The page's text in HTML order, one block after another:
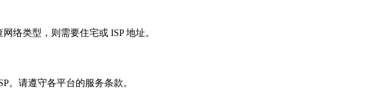
络类型，则需要住宅或 ISP 地址。
。请遵守各平台的服务条款。